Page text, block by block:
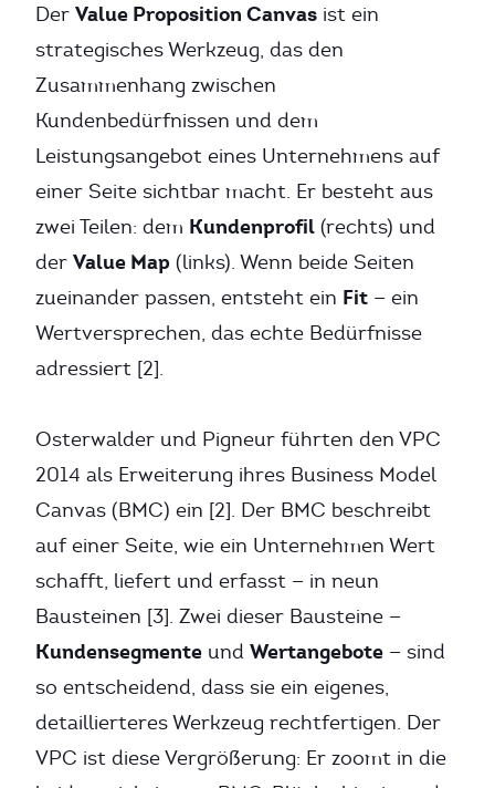
Der Value Proposition Canvas ist ein
strategisches Werkzeug, das den
Zusammenhang zwischen
Kundenbedürfnissen und dem
Leistungsangebot eines Unternehmens auf
einer Seite sichtbar macht. Er besteht aus
zwei Teilen: dem Kundenprofil (rechts) und
der Value Map (links). Wenn beide Seiten
zueinander passen, entsteht ein Fit — ein
Wertversprechen, das echte Bedürfnisse
adressiert [2].
Osterwalder und Pigneur führten den VPC
2014 als Erweiterung ihres Business Model
Canvas (BMC) ein [2]. Der BMC beschreibt
auf einer Seite, wie ein Unternehmen Wert
schafft, liefert und erfasst — in neun
Bausteinen [3]. Zwei dieser Bausteine —
Kundensegmente und Wertangebote — sind
so entscheidend, dass sie ein eigenes,
detaillierteres Werkzeug rechtfertigen. Der
VPC ist diese Vergrößerung: Er zoomt in die